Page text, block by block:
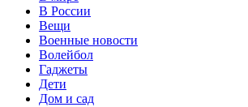
В России
Вещи
Военные новости
Волейбол
Гаджеты
Дети
Дом и сад